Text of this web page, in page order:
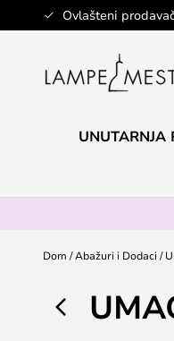
Ovlašteni
Skip
to
UNUTARNJA
Dom Abažuri i Dodaci